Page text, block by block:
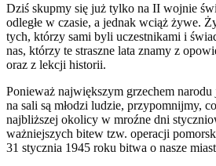
Dziś skupmy się już tylko na II wojnie
odległe w czasie, a jednak wciąż żywe.
tych, którzy sami byli uczestnikami i
nas, którzy te straszne lata znamy z
oraz z lekcji historii.
Ponieważ największym grzechem narodu
na sali są młodzi ludzie, przypomnijmy,
najbliższej okolicy w mroźne dni
ważniejszych bitew tzw. operacji
31 stycznia 1945 roku bitwa o nasze